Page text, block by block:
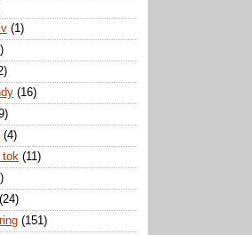
(1)
(16)
(4)
tok (11)
(24)
(151)